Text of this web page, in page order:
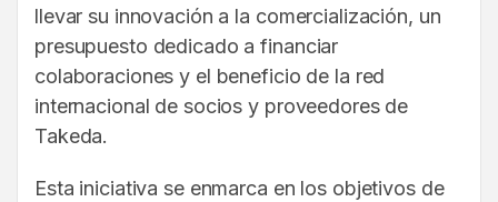
llevar su innovación a la comercialización, un
presupuesto dedicado a financiar
colaboraciones y el beneficio de la red
internacional de socios y proveedores de
Takeda.
Esta iniciativa se enmarca en los objetivos de